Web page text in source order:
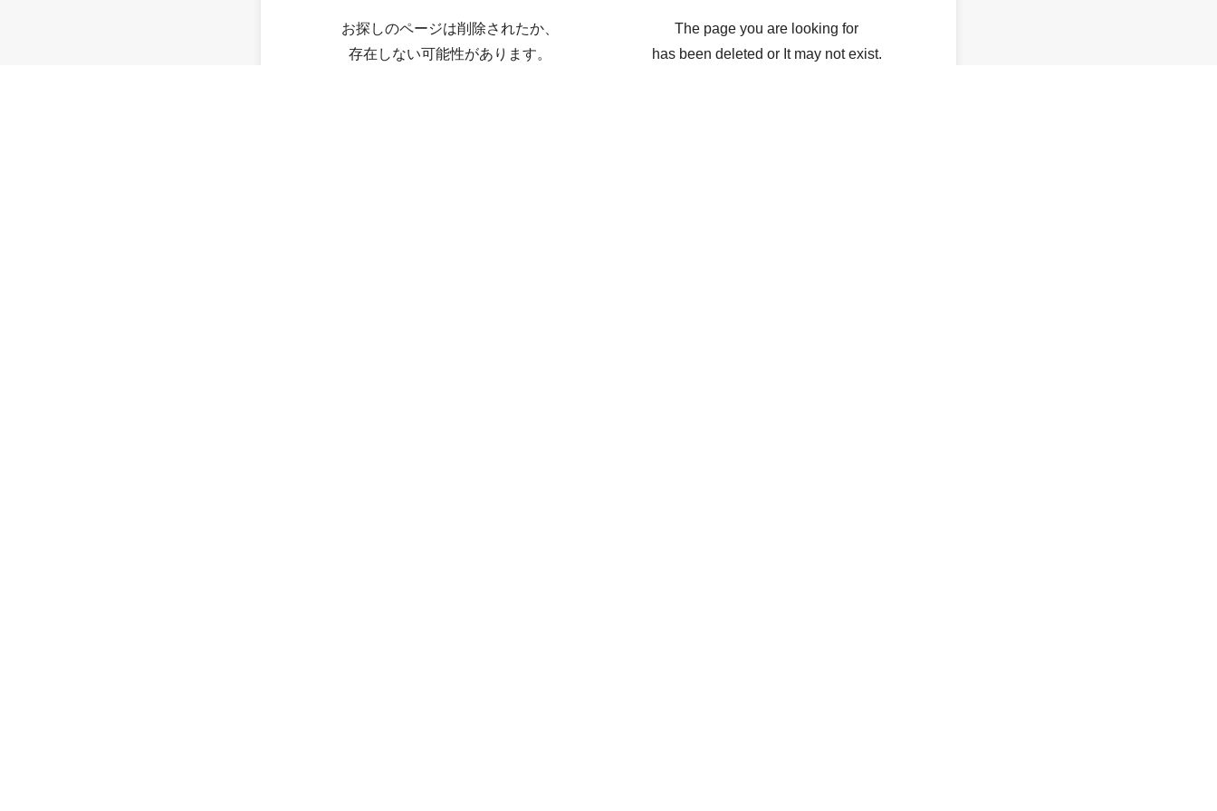
お探しのページは削除されたか、
存在しない可能性があります。
The page you are looking for
has been deleted or It may not exist.